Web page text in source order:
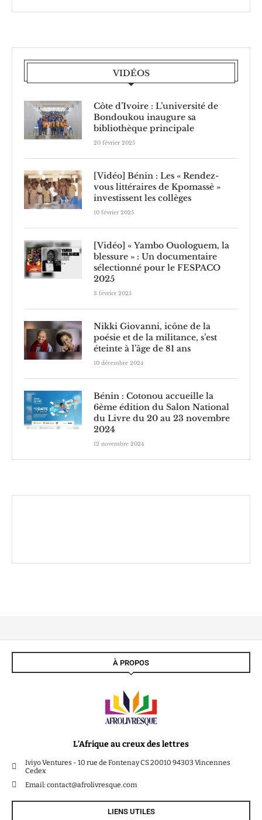
VIDÉOS
Côte d’Ivoire : L’université de
Bondoukou inaugure sa
bibliothèque principale
20 février 2025
[Vidéo] Bénin : Les « Rendez-
vous littéraires de Kpomassè »
investissent les collèges
10 février 2025
[Vidéo] « Yambo Ouologuem, la
blessure » : Un documentaire
sélectionné pour le FESPACO
2025
3 février 2025
Nikki Giovanni, icône de la
poésie et de la militance, s’est
éteinte à l’âge de 81 ans
10 décembre 2024
Bénin : Cotonou accueille la
6ème édition du Salon National
du Livre du 20 au 23 novembre
2024
12 novembre 2024
À PROPOS
L’Afrique au creux des lettres
Iviyo Ventures - 10 rue de Fontenay CS 20010 94303 Vincennes
Cedex
Email: contact@afrolivresque.com
LIENS UTILES